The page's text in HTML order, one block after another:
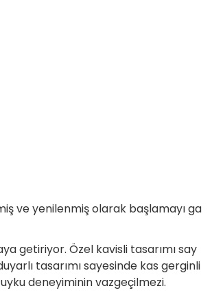
ve yenilenmiş olarak başlamayı ga
getiriyor. Özel kavisli tasarımı say
tasarımı sayesinde kas gerginli
deneyiminin vazgeçilmezi.